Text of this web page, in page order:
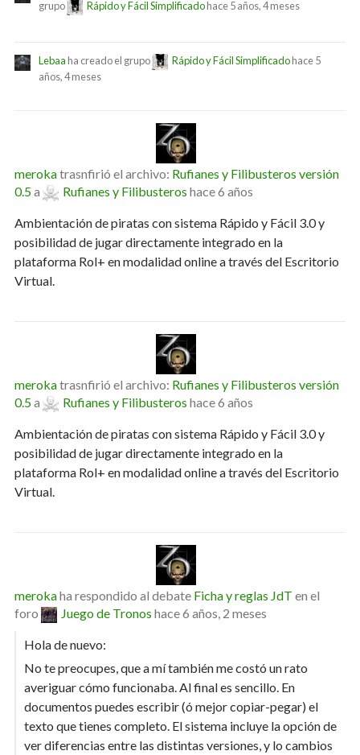
grupo Rápido y Fácil Simplificadohace 5 años, 4 meses
Lebaaha creado el grupo Rápido y Fácil Simplificadohace 5
años, 4 meses
merokatrasnfirió el archivo: Rufianes y Filibusteros versión
0.5a Rufianes y Filibusteros hace 6 años
Ambientación de piratas con sistema Rápido y Fácil 3.0 y
posibilidad de jugar directamente integrado en la
plataforma Rol+ en modalidad online a través del Escritorio
Virtual.
merokatrasnfirió el archivo: Rufianes y Filibusteros versión
0.5a Rufianes y Filibusteros hace 6 años
Ambientación de piratas con sistema Rápido y Fácil 3.0 y
posibilidad de jugar directamente integrado en la
plataforma Rol+ en modalidad online a través del Escritorio
Virtual.
merokaha respondido al debate Ficha y reglas JdT en el
foro
Juego de Tronos hace 6 años, 2 meses
Hola de nuevo:
No te preocupes, que a mí también me costó un rato
averiguar cómo funcionaba. Al final es sencillo. En
documentos puedes escribir (ó mejor copiar-pegar) el
texto que tienes completo. El sistema incluye la opción de
ver diferencias entre las distintas versiones, y lo cambios